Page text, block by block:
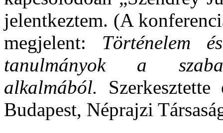
jelentkeztem. (A
megjelent: Történelem
tanulmányok a
alkalmából.
Budapest, Néprajzi